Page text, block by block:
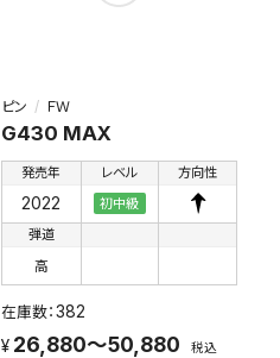
ピン ＦＷ
G430 MAX
発売年
2022
レベル
初中級
方向性
弾道
高
382
26,880～50,880 税込